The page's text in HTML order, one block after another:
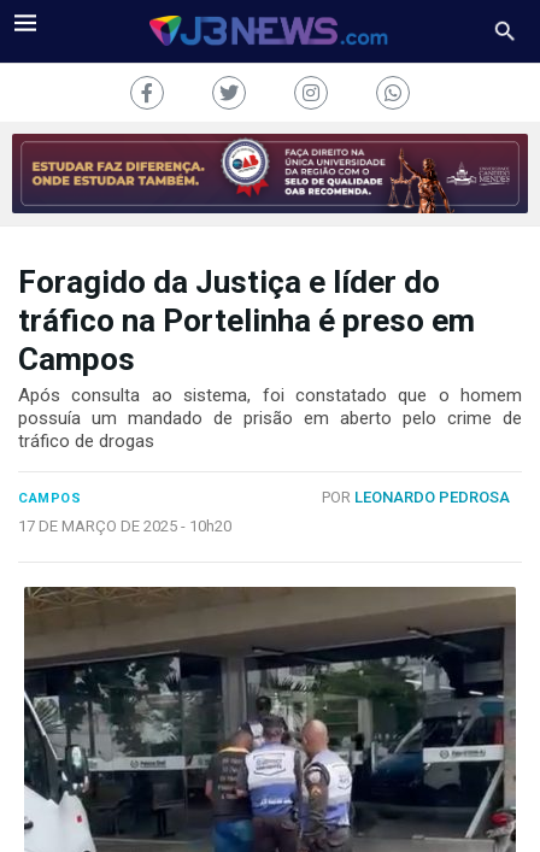
J3NEWS
COLUNAS
FALE
Copyright
2024
Desenvolvido
por
Tecnologia
Sistemas
Foragido da Justiça e líder do
tráfico na Portelinha é preso em
Campos
Após consulta ao sistema, foi constatado que o homem
possuía um mandado de prisão em aberto pelo crime de
tráfico de drogas
CAMPOS POR LEONARDO PEDROSA
17 DE MARÇO DE 2025 - 10h20